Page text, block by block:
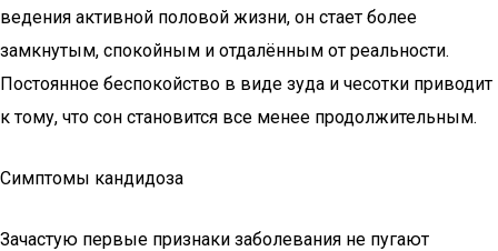
ведения активной половой жизни, он стает более
замкнутым, спокойным и отдалённым от реальности.
Постоянное беспокойство в виде зуда и чесотки приводит
к тому, что сон становится все менее продолжительным.
Симптомы кандидоза
Зачастую первые признаки заболевания не пугают